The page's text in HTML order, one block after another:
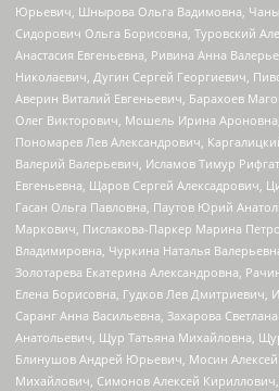
Юрьевич, Шнырова Ольга Вадимовна,
Сидорович Ольга Борисовна, Туровский
Анастасия Евгеньевна, Ривина Анна
Николаевич, Дугин Сергей Георгиевич,
Аверин Виталий Евгеньевич, Барахоев
Олег Викторович, Мошель Ирина
Пономарев Лев Александрович,
Валерий Валерьевич, Исламов Тимур
Евгеньевна, Щаров Сергей Алексадрович,
Гасан Ольга Павловна, Паутов Юрий
Маркович, Пислакова-Паркер Марина
Владимировна, Чуркина Наталья
Золотарева Екатерина Александровна,
Елена Борисовна, Гудков Лев
Саранг Анна Васильевна, Захарова
Анатольевич, Щур Татьяна Михайловна,
Блинушов Андрей Юрьевич, Мосин Алексей
Михайлович, Симонов Алексей